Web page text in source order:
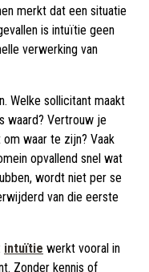
merkt dat een situatie
is intuïtie geen
verwerking van
Welke sollicitant maakt
waard? Vertrouw je
waar te zijn? Vaak
opvallend snel wat
wordt niet per se
van die eerste
intuïtie werkt vooral in
Zonder kennis of